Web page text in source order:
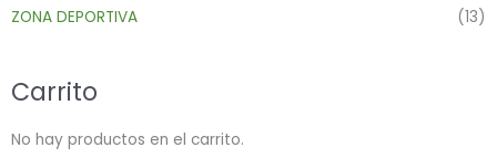
ZONA DEPORTIVA
(13)
Carrito
No hay productos en el carrito.